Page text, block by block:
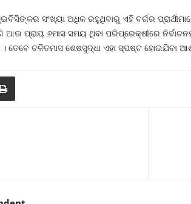
ସଂଖ୍ୟା ଅଧିକ ରହୁଥିବାରୁ ଏହି ବର୍ଗର
ଆଉ ପ୍ରାୟ ୬ମାସ ସମୟ ଥିବା ପରିପ୍ରେକ୍ଷୀରେ
ତେବେ ଚଳିତମାସ ଶେଷସୁଦ୍ଧା ଏହା ସ୍ପଷ୍ଟ ହୋଇଯିବା